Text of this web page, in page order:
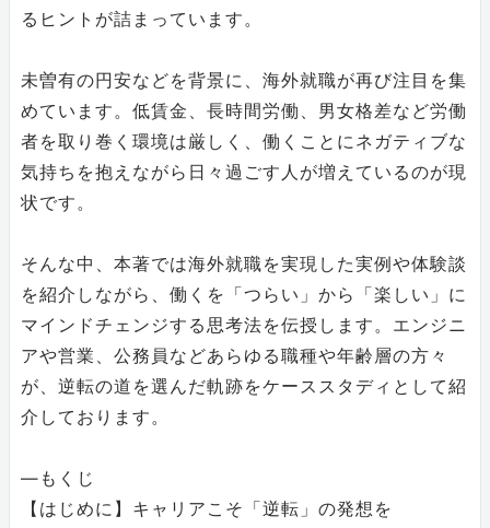
るヒントが詰まっています。
未曽有の円安などを背景に、海外就職が再び注⽬を集
めています。低賃⾦、⻑時間労働、男⼥格差など労働
者を取り巻く環境は厳しく、働くことにネガティブな
気持ちを抱えながら⽇々過ごす⼈が増えているのが現
状です。
そんな中、本著では海外就職を実現した実例や体験談
を紹介しながら、働くを「つらい」から「楽しい」に
マインドチェンジする思考法を伝授します。エンジニ
アや営業、公務員などあらゆる職種や年齢層の⽅々
が、逆転の道を選んだ軌跡をケーススタディとして紹
介しております。
―もくじ
【はじめに】キャリアこそ「逆転」の発想を